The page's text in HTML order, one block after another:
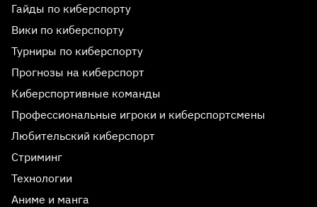
Гайды по киберспорту
Вики по киберспорту
Турниры по киберспорту
Прогнозы на киберспорт
Киберспортивные команды
Профессиональные игроки и киберспортсмены
Любительский киберспорт
Стриминг
Технологии
Аниме и манга